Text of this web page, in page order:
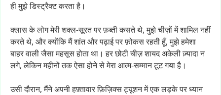
हीमुझेडिस्ट्रैक्टकरताहै।
क्लासकेलोगमेरीशक्ल-सूरतपरफ़ब्तीकसतेथे, मुझेचीज़ोंमेंशामिलनहीं
करतेथे, औरक्योंकिमैंशांतऔरपढ़ाईपरफ़ोकसरहतीहूँ, मुझेहमेशा
बाहरवालीजैसामहसूसहोताथा। हरछोटीचीज़शायदअकेलीज़्यादान
लगे, लेकिनमहीनोंतकऐसाहोनेसेमेराआत्म-सम्मानटूटगयाहै।
उसीदौरान, मैंनेअपनीहफ़्तावारफ़िज़िक्सट्यूशनमेंएकलड़केपरध्यान